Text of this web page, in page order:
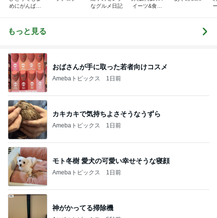
めにがんばる
なグルメ日記
イーツ&食パ
もっと見る
おばさんが手に取った若者向けコスメ
Amebaトピックス 1日前
カキカキで気持ちよさそうなうずら
Amebaトピックス 1日前
モト冬樹 愛犬の可愛い幸せそうな寝顔
Amebaトピックス 1日前
神がかってる掃除機